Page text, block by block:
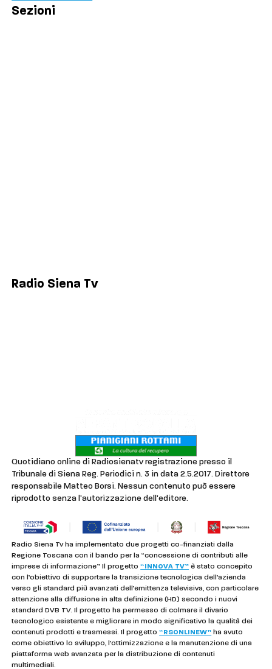
Sezioni
Radio Siena Tv
Quotidiano online di Radiosienatv registrazione presso il
Tribunale di Siena Reg. Periodici n. 3 in data 2.5.2017. Direttore
responsabile Matteo Borsi. Nessun contenuto può essere
riprodotto senza l'autorizzazione dell'editore.
Radio Siena Tv ha implementato due progetti co-finanziati dalla
Regione Toscana con il bando per la “concessione di contributi alle
imprese di informazione” Il progetto“INNOVA TV” è stato concepito
con l’obiettivo di supportare la transizione tecnologica dell’azienda
verso gli standard più avanzati dell’emittenza televisiva, con particolare
attenzione alla diffusione in alta definizione (HD) secondo i nuovi
standard DVB TV. Il progetto ha permesso di colmare il divario
tecnologico esistente e migliorare in modo significativo la qualità dei
contenuti prodotti e trasmessi. Il progetto“RSONLINEW” ha avuto
come obiettivo lo sviluppo, l’ottimizzazione e la manutenzione di una
piattaforma web avanzata per la distribuzione di contenuti
multimediali.